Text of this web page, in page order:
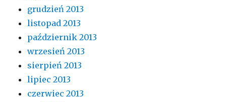
grudzień 2013
listopad 2013
październik 2013
wrzesień 2013
sierpień 2013
lipiec 2013
czerwiec 2013